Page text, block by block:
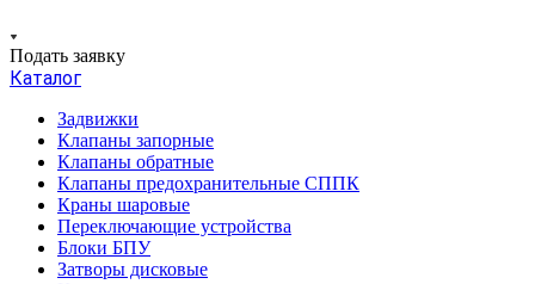
Подать заявку
Каталог
Задвижки
Клапаны запорные
Клапаны обратные
Клапаны предохранительные СППК
Краны шаровые
Переключающие устройства
Блоки БПУ
Затворы дисковые